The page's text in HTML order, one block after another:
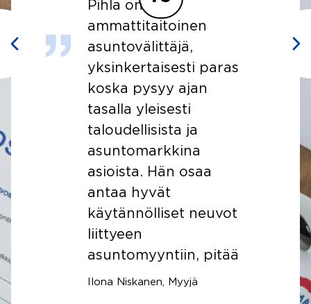
Tietävä ensivaikutelma
ja välittäjä piti kiinni
sovitusta, selitti
ystävällisesti
puhelimessa miten
etenee. Koko prosessi
oli erittäin sujuva ja
hyvin suunniteltu ja
asiakirjoissa hyvä
fontti jota pystyi
pienessä kännyssäkin
helposti lukemaan.